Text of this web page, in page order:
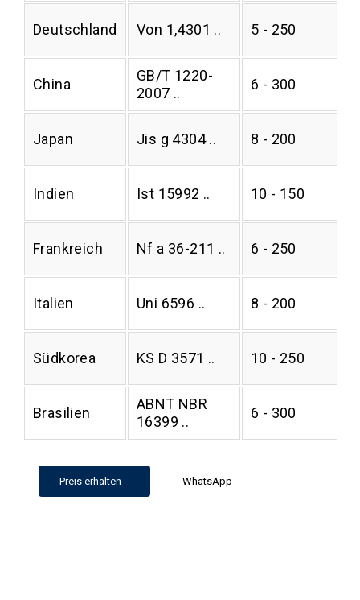
Deutschland Von 1,4301 .. 5 - 250
China
GB/T 1220-
2007 ..
6 - 300
Japan Jis g 4304 .. 8 - 200
Indien Ist 15992 .. 10 - 150
Frankreich Nf a 36-211 .. 6 - 250
Italien Uni 6596 .. 8 - 200
Südkorea KS D 3571 .. 10 - 250
Brasilien
ABNT NBR
16399 ..
6 - 300
Preis erhalten WhatsApp